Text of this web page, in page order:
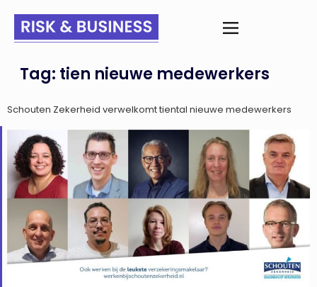
Tag: tien nieuwe medewerkers
Schouten Zekerheid verwelkomt tiental nieuwe medewerkers